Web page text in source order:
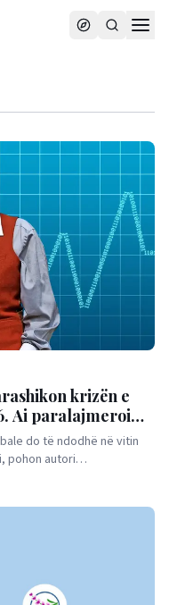
krizën e
Ai paralajmeroi
do të ndodhë në vitin
pohon autori…